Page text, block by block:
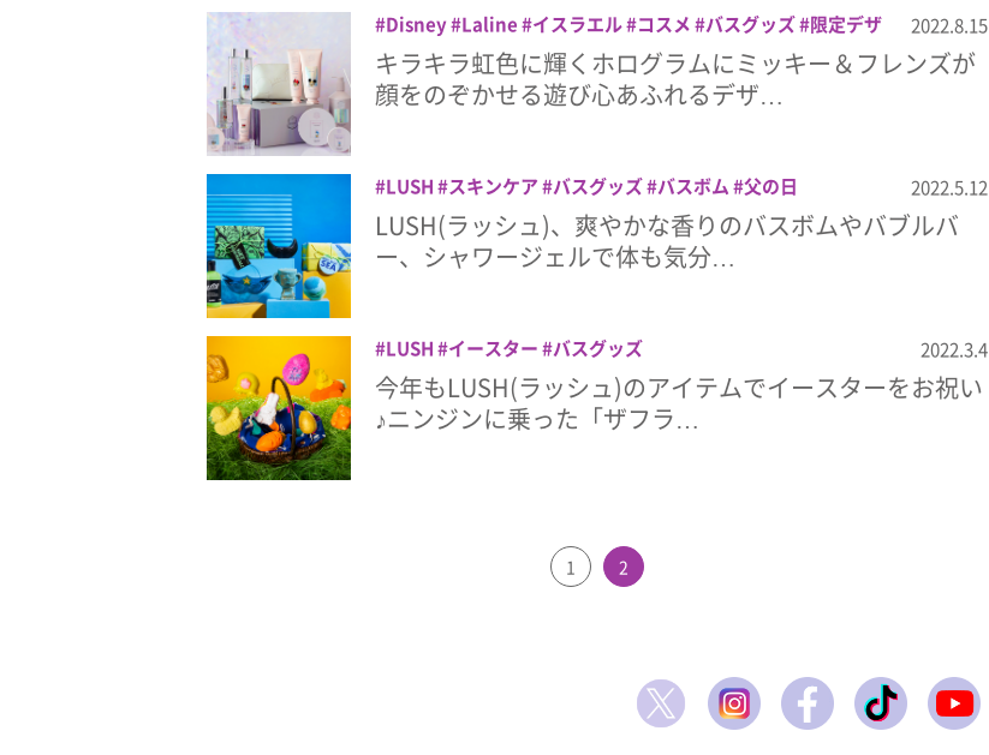
Disney Laline イスラエル コスメ バスグッズ 限定デザ
イン
2022.8.15
キラキラ虹色に輝くホログラムにミッキー＆フレンズが
顔をのぞかせる遊び心あふれるデザ…
LUSH スキンケア バスグッズ バスボム 父の日 2022.5.12
LUSH(ラッシュ)、爽やかな香りのバスボムやバブルバ
ー、シャワージェルで体も気分…
LUSH イースター バスグッズ 2022.3.4
今年もLUSH(ラッシュ)のアイテムでイースターをお祝い
♪ニンジンに乗った「ザフラ…
1 2